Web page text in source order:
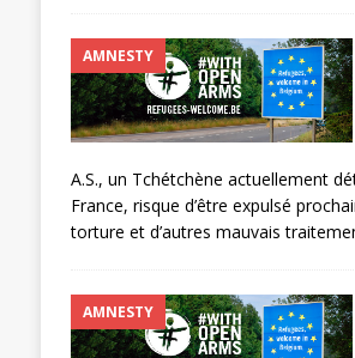
AMNESTY
A.S., un Tchétchène actuellement
France, risque d’être expulsé
torture et d’autres mauvais
AMNESTY